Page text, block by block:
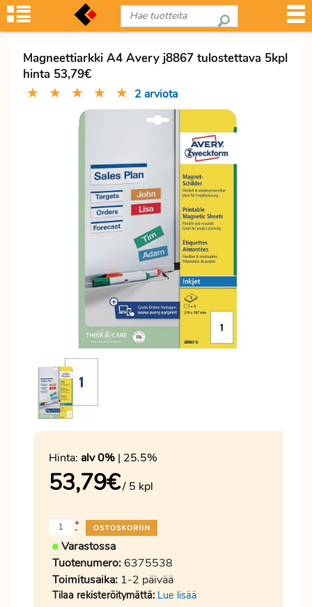
Magneettiarkki A4 Avery j8867 tulostettava 5kpl
hinta 53,79€
★ ★ ★ ★ ★ 2 arviota
Hinta: alv 0% | 25.5%
53,79€/ 5 kpl
-
+
Varastossa
Tuotenumero: 6375538
Toimitusaika: 1-2 päivää
Tilaa rekisteröitymättä: Lue lisää